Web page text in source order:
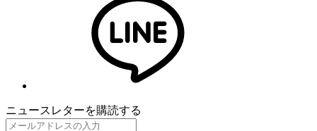
ニュースレターを購読する